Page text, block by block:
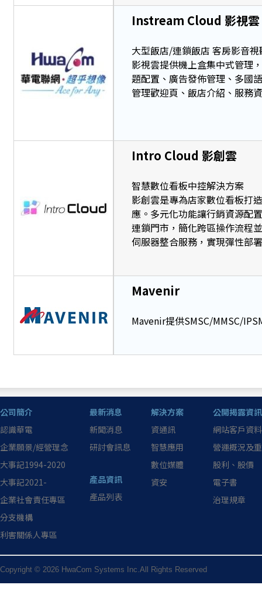
Instream Cloud 影視雲
大型飯店/連鎖飯店 客房影音
影視雲提供機上盒集中式管理
題配置、廣告發佈管理、多國
管理歡迎頁、飯店介紹、服務
Intro Cloud 影創雲
智慧數位看板中控解決方案
影創雲是專為店家數位看板打
應。多元化功能讓行銷資源配
連鎖門市，簡化跨區操作流程
伺服器整合服務，實現彈性部
Mavenir
Mavenir提供SMSC/MMSC/
公司簡介
認識華電
企業願景/經營理念
大事記1994-2020
大事記2021-
企業社會責任專區
分支機構
利害關係人專區
最新消息
新聞消息
研討會訊息
產品資訊
產品列表
解決方案
資通訊
智慧應用
數位媒體
資安
公開揭露資訊
網站客戶資
營運概況及
股利、股價
電子書
治理規章
Copyright © 2026 HwaCom Systems Inc.All Rights Reserved